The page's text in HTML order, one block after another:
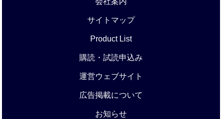
サイトマップ
Product List
購読・試読申込み
運営ウェブサイト
広告掲載について
お知らせ